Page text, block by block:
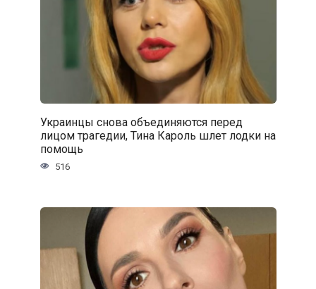
Украинцы снова объединяются перед
лицом трагедии, Тина Кароль шлет лодки на
помощь
516